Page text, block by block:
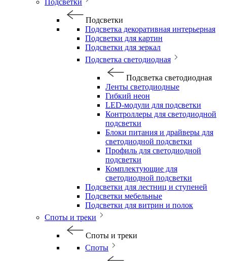
Подсветки
Подсветки
Подсветка декоративная интерьерная
Подсветки для картин
Подсветки для зеркал
Подсветка светодиодная
Подсветка светодиодная
Ленты светодиодные
Гибкий неон
LED-модули для подсветки
Контроллеры для светодиодной
подсветки
Блоки питания и драйверы для
светодиодной подсветки
Профиль для светодиодной
подсветки
Комплектующие для
светодиодной подсветки
Подсветки для лестниц и ступеней
Подсветки мебельные
Подсветки для витрин и полок
Споты и треки
Споты и треки
Споты